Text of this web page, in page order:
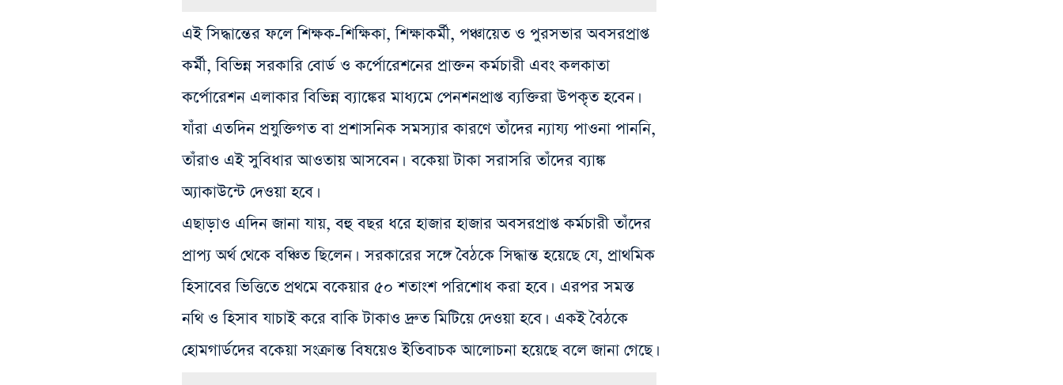
এই সিদ্ধান্তের ফলে শিক্ষক-শিক্ষিকা, শিক্ষাকর্মী, পঞ্চায়েত ও পুরসভার অবসরপ্রাপ্ত
কর্মী, বিভিন্ন সরকারি বোর্ড ও কর্পোরেশনের প্রাক্তন কর্মচারী এবং কলকাতা
কর্পোরেশন এলাকার বিভিন্ন ব্যাঙ্কের মাধ্যমে পেনশনপ্রাপ্ত ব্যক্তিরা উপকৃত হবেন।
যাঁরা এতদিন প্রযুক্তিগত বা প্রশাসনিক সমস্যার কারণে তাঁদের ন্যায্য পাওনা পাননি,
তাঁরাও এই সুবিধার আওতায় আসবেন। বকেয়া টাকা সরাসরি তাঁদের ব্যাঙ্ক
অ্যাকাউন্টে দেওয়া হবে।
এছাড়াও এদিন জানা যায়, বহু বছর ধরে হাজার হাজার অবসরপ্রাপ্ত কর্মচারী তাঁদের
প্রাপ্য অর্থ থেকে বঞ্চিত ছিলেন। সরকারের সঙ্গে বৈঠকে সিদ্ধান্ত হয়েছে যে, প্রাথমিক
হিসাবের ভিত্তিতে প্রথমে বকেয়ার ৫০ শতাংশ পরিশোধ করা হবে। এরপর সমস্ত
নথি ও হিসাব যাচাই করে বাকি টাকাও দ্রুত মিটিয়ে দেওয়া হবে। একই বৈঠকে
হোমগার্ডদের বকেয়া সংক্রান্ত বিষয়েও ইতিবাচক আলোচনা হয়েছে বলে জানা গেছে।